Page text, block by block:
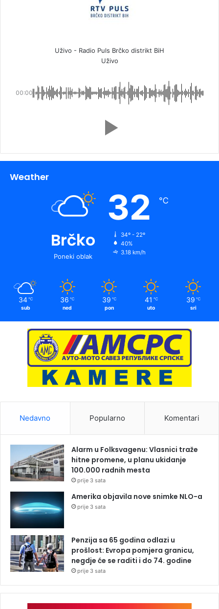
Uživo - Radio Puls Brčko distrikt BiH
Uživo
00:00
Weather
Brčko
Poneki oblak
32 ℃
34º - 22º
40%
3.18 km/h
34 ℃
sub
36 ℃
ned
39 ℃
pon
41 ℃
uto
39 ℃
sri
Nedavno Popularno Komentari
Alarm u Folksvagenu: Vlasnici traže
hitne promene, u planu ukidanje
100.000 radnih mesta
prije 3 sata
Amerika objavila nove snimke NLO-a
prije 3 sata
Penzija sa 65 godina odlazi u
prošlost: Evropa pomjera granicu,
negdje će se raditi i do 74. godine
prije 3 sata